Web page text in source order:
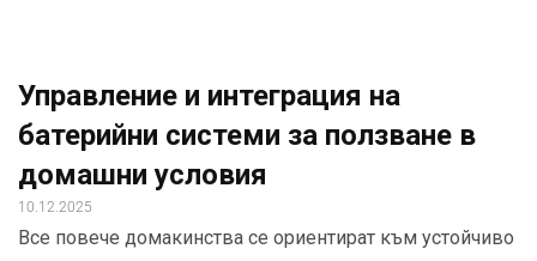
Управление и интеграция на
батерийни системи за ползване в
домашни условия
10.12.2025
Все повече домакинства се ориентират към устойчиво